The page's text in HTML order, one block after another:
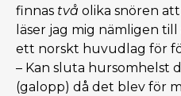
finnas två olika snören
läser jag mig nämligen
ett norskt huvudlag för
– Kan sluta hursomhelst
(galopp) då det blev för